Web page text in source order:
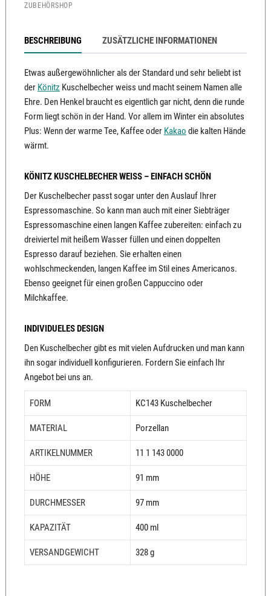
ZUBEHÖRSHOP
BESCHREIBUNG ZUSÄTZLICHE INFORMATIONEN
Etwas außergewöhnlicher als der Standard und sehr beliebt ist
der Könitz Kuschelbecher weiss und macht seinem Namen alle
Ehre. Den Henkel braucht es eigentlich gar nicht, denn die runde
Form liegt schön in der Hand. Vor allem im Winter ein absolutes
Plus: Wenn der warme Tee, Kaffee oder Kakao die kalten Hände
wärmt.
KÖNITZ KUSCHELBECHER WEISS – EINFACH SCHÖN
Der Kuschelbecher passt sogar unter den Auslauf Ihrer
Espressomaschine. So kann man auch mit einer Siebträger
Espressomaschine einen langen Kaffee zubereiten: einfach zu
dreiviertel mit heißem Wasser füllen und einen doppelten
Espresso darauf beziehen. Sie erhalten einen
wohlschmeckenden, langen Kaffee im Stil eines Americanos.
Ebenso geeignet für einen großen Cappuccino oder
Milchkaffee.
INDIVIDUELES DESIGN
Den Kuschelbecher gibt es mit vielen Aufdrucken und man kann
ihn sogar individuell konfigurieren. Fordern Sie einfach Ihr
Angebot bei uns an.
FORM KC143 Kuschelbecher
MATERIAL Porzellan
ARTIKELNUMMER 11 1 143 0000
HÖHE 91 mm
DURCHMESSER 97 mm
KAPAZITÄT 400 ml
VERSANDGEWICHT 328 g